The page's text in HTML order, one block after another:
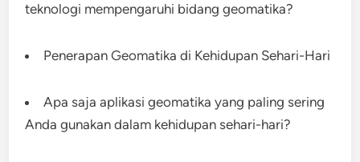
teknologi mempengaruhi bidang geomatika?
Penerapan Geomatika di Kehidupan Sehari-Hari
Apa saja aplikasi geomatika yang paling sering
Anda gunakan dalam kehidupan sehari-hari?